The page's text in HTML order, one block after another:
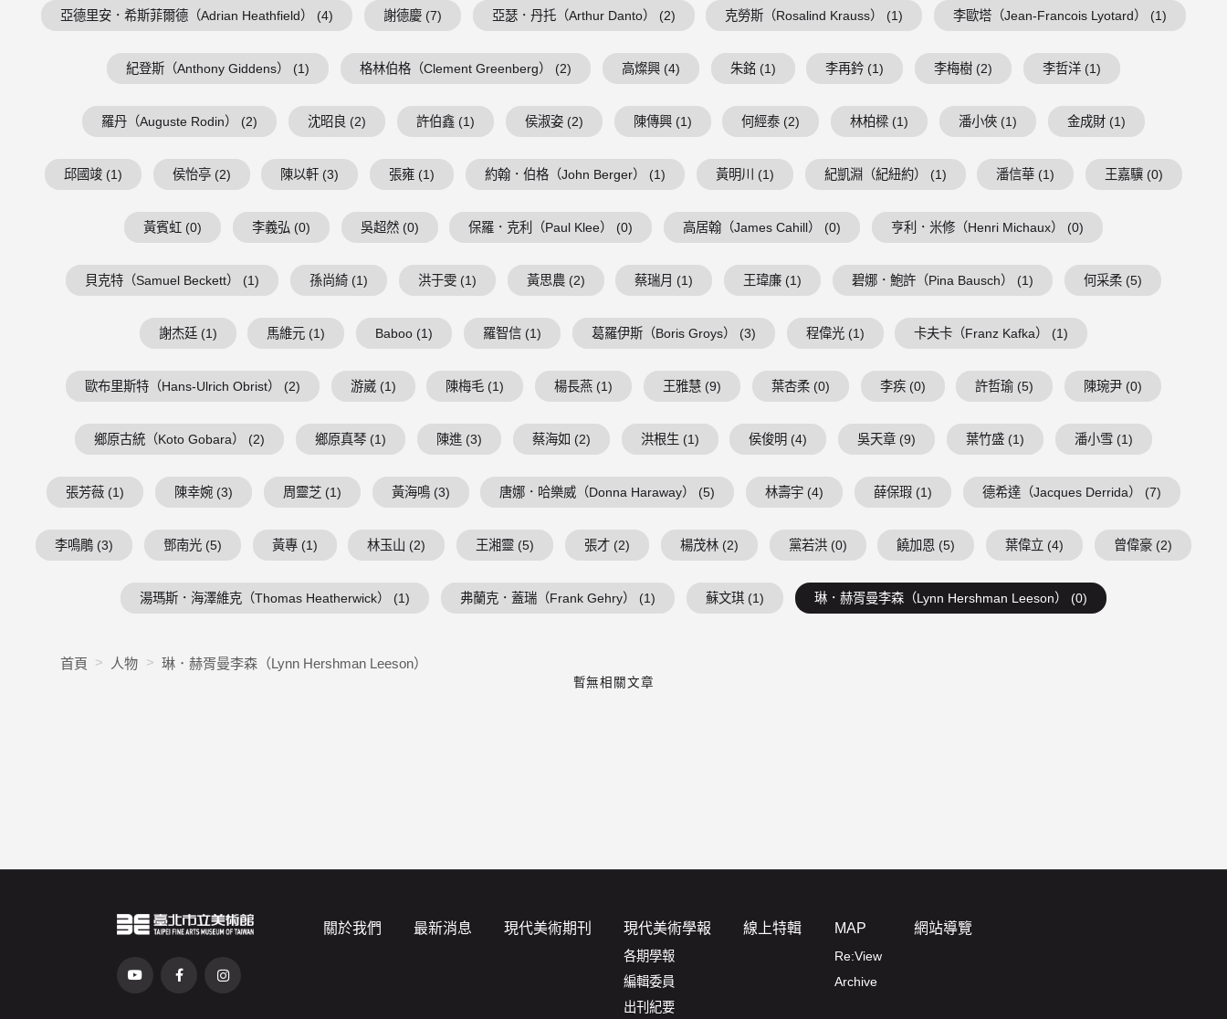
亞德里安．希斯菲爾德（Adrian Heathfield） (4) 謝德慶 (7) 亞瑟．丹托（Arthur Danto） (2) 克勞斯（Rosalind Krauss） (1) 李歐塔（Jean-Francois Lyotard） (1)
紀登斯（Anthony Giddens） (1) 格林伯格（Clement Greenberg） (2) 高燦興 (4) 朱銘 (1) 李再鈐 (1) 李梅樹 (2) 李哲洋 (1)
羅丹（Auguste Rodin） (2) 沈昭良 (2) 許伯鑫 (1) 侯淑姿 (2) 陳傳興 (1) 何經泰 (2) 林柏樑 (1) 潘小俠 (1) 金成財 (1)
邱國竣 (1) 侯怡亭 (2) 陳以軒 (3) 張雍 (1) 約翰．伯格（John Berger） (1) 黃明川 (1) 紀凱淵（紀紐約） (1) 潘信華 (1) 王嘉驥 (0)
黃賓虹 (0) 李義弘 (0) 吳超然 (0) 保羅．克利（Paul Klee） (0) 高居翰（James Cahill） (0) 亨利．米修（Henri Michaux） (0)
貝克特（Samuel Beckett） (1) 孫尚綺 (1) 洪于雯 (1) 黃思農 (2) 蔡瑞月 (1) 王瑋廉 (1) 碧娜．鮑許（Pina Bausch） (1) 何采柔 (5)
謝杰廷 (1) 馬維元 (1) Baboo (1) 羅智信 (1) 葛羅伊斯（Boris Groys） (3) 程偉光 (1) 卡夫卡（Franz Kafka） (1)
歐布里斯特（Hans-Ulrich Obrist） (2) 游崴 (1) 陳梅毛 (1) 楊長燕 (1) 王雅慧 (9) 葉杏柔 (0) 李疾 (0) 許哲瑜 (5) 陳琬尹 (0)
鄉原古統（Koto Gobara） (2) 鄉原真琴 (1) 陳進 (3) 蔡海如 (2) 洪根生 (1) 侯俊明 (4) 吳天章 (9) 葉竹盛 (1) 潘小雪 (1)
張芳薇 (1) 陳幸婉 (3) 周靈芝 (1) 黃海鳴 (3) 唐娜．哈樂威（Donna Haraway） (5) 林壽宇 (4) 薛保瑕 (1) 德希達（Jacques Derrida） (7)
李鳴鵰 (3) 鄧南光 (5) 黃專 (1) 林玉山 (2) 王湘靈 (5) 張才 (2) 楊茂林 (2) 黨若洪 (0) 饒加恩 (5) 葉偉立 (4) 曾偉豪 (2)
湯瑪斯．海澤維克（Thomas Heatherwick） (1) 弗蘭克．蓋瑞（Frank Gehry） (1) 蘇文琪 (1) 琳．赫胥曼李森（Lynn Hershman Leeson） (0)
首頁 人物 琳．赫胥曼李森（Lynn Hershman Leeson）
暫無相關文章
前往Youtube頻道(另開新視窗)
前往Facebook粉絲團(另開新視窗)
前往Instagram粉絲團(另開新視窗)
關於我們 最新消息 現代美術期刊 現代美術學報
各期學報
編輯委員
出刊紀要
線上特輯 MAP
Re:View
Archive
網站導覽